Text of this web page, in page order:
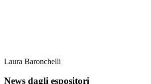
Laura Baronchelli
News dagli espositori